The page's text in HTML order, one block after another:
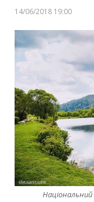
14/06/2018 19:00
Національний